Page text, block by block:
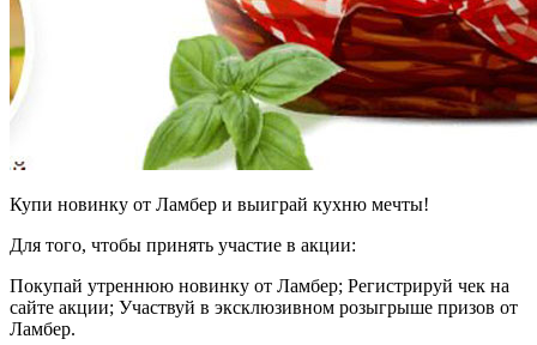
Купи новинку от Ламбер и выиграй кухню мечты!
Для того, чтобы принять участие в акции:
Покупай утреннюю новинку от Ламбер; Регистрируй чек на
сайте акции; Участвуй в эксклюзивном розыгрыше призов от
Ламбер.